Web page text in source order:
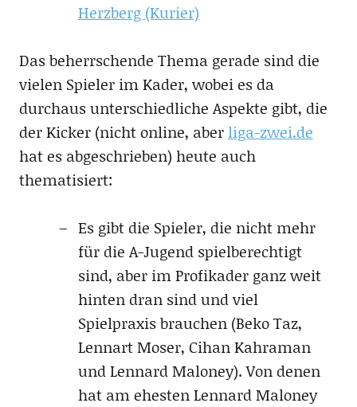
Herzberg (Kurier)
Das beherrschende Thema gerade sind die
vielen Spieler im Kader, wobei es da
durchaus unterschiedliche Aspekte gibt, die
der Kicker (nicht online, aber liga-zwei.de
hat es abgeschrieben) heute auch
thematisiert:
Es gibt die Spieler, die nicht mehr
für die A-Jugend spielberechtigt
sind, aber im Profikader ganz weit
hinten dran sind und viel
Spielpraxis brauchen (Beko Taz,
Lennart Moser, Cihan Kahraman
und Lennard Maloney). Von denen
hat am ehesten Lennard Maloney